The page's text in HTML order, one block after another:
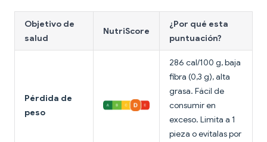
Objetivo de
salud
NutriScore
¿Por qué esta
puntuación?
Pérdida de
peso
286 cal/100 g, baja
fibra (0,3 g), alta
grasa. Fácil de
consumir en
exceso. Limita a 1
pieza o evítalas por